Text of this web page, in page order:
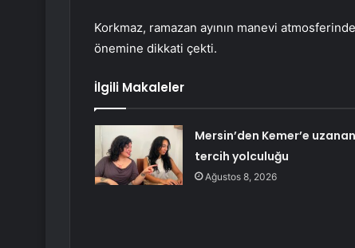
Korkmaz, ramazan ayının manevi
önemine dikkati çekti.
İlgili Makaleler
Mersin’den Kemer’e uzanan
tercih yolculuğu
Ağustos 8, 2026